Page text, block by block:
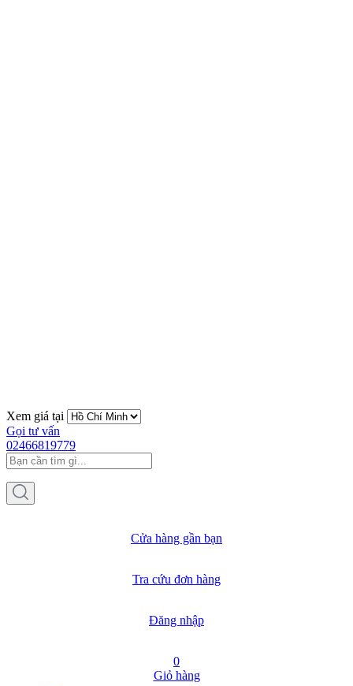
Xem giá tại
Gọi tư vấn
02466819779
Cửa hàng gần bạn
Tra cứu đơn hàng
Đăng nhập
0
Giỏ hàng